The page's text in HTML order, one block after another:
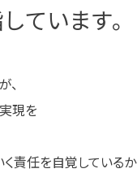
ています。
、
現を
責任を自覚しているか